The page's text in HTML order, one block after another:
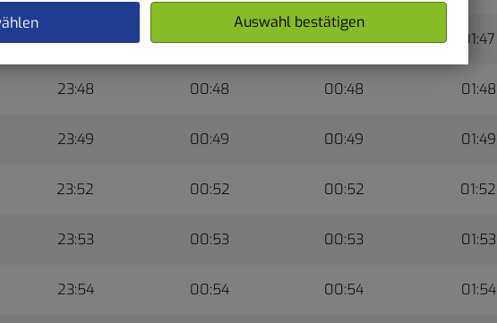
23:47 00:47 00:47 01:47
23:48 00:48 00:48 01:48
23:49 00:49 00:49 01:49
23:52 00:52 00:52 01:52
23:53 00:53 00:53 01:53
23:54 00:54 00:54 01:54
Auswahl bestätigen